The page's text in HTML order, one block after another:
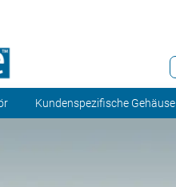
Kundenspezifische Gehäuse